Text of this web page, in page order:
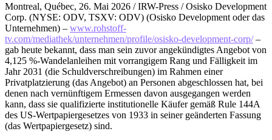
Montreal, Québec, 26. Mai 2026 / IRW-Press / Osisko Development
Corp. (NYSE: ODV, TSXV: ODV) (Osisko Development oder das
Unternehmen) – www.rohstoff-
tv.com/mediathek/unternehmen/profile/osisko-development-corp/–
gab heute bekannt, dass man sein zuvor angekündigtes Angebot von
4,125 %-Wandelanleihen mit vorrangigem Rang und Fälligkeit im
Jahr 2031 (die Schuldverschreibungen) im Rahmen einer
Privatplatzierung (das Angebot) an Personen abgeschlossen hat, bei
denen nach vernünftigem Ermessen davon ausgegangen werden
kann, dass sie qualifizierte institutionelle Käufer gemäß Rule 144A
des US-Wertpapiergesetzes von 1933 in seiner geänderten Fassung
(das Wertpapiergesetz) sind.